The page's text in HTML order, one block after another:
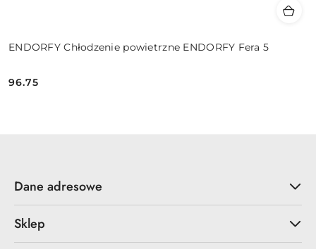
ENDORFY Chłodzenie powietrzne ENDORFY Fera 5
Cena:
96.75
Dane adresowe
Sklep